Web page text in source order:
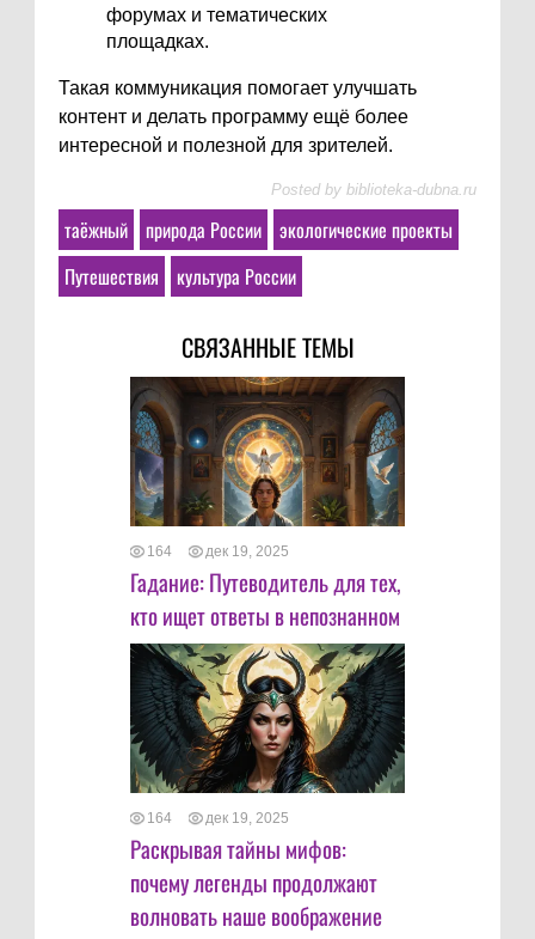
форумах и тематических
площадках.
Такая коммуникация помогает улучшать
контент и делать программу ещё более
интересной и полезной для зрителей.
Posted by biblioteka-dubna.ru
таёжный природа России
экологические проекты
Путешествия
культура России
СВЯЗАННЫЕ ТЕМЫ
164 дек 19, 2025
Гадание: Путеводитель для тех,
кто ищет ответы в непознанном
164 дек 19, 2025
Раскрывая тайны мифов:
почему легенды продолжают
волновать наше воображение